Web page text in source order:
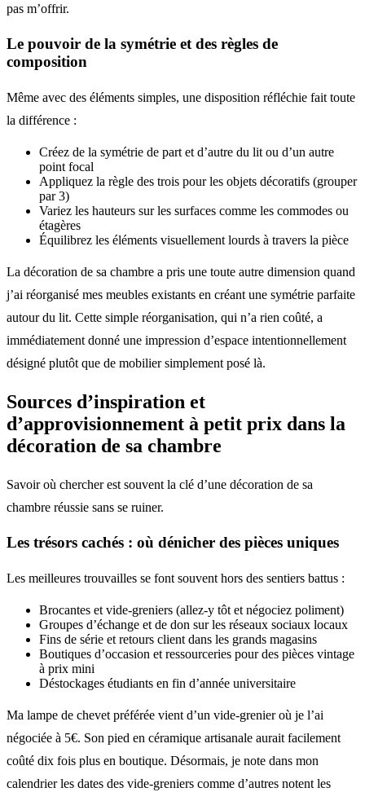
pas m’offrir.
Le pouvoir de la symétrie et des règles de
composition
Même avec des éléments simples, une disposition réfléchie fait toute
la différence :
Créez de la symétrie de part et d’autre du lit ou d’un autre
point focal
Appliquez la règle des trois pour les objets décoratifs (grouper
par 3)
Variez les hauteurs sur les surfaces comme les commodes ou
étagères
Équilibrez les éléments visuellement lourds à travers la pièce
La décoration de sa chambre a pris une toute autre dimension quand
j’ai réorganisé mes meubles existants en créant une symétrie parfaite
autour du lit. Cette simple réorganisation, qui n’a rien coûté, a
immédiatement donné une impression d’espace intentionnellement
désigné plutôt que de mobilier simplement posé là.
Sources d’inspiration et
d’approvisionnement à petit prix dans la
décoration de sa chambre
Savoir où chercher est souvent la clé d’une décoration de sa
chambre réussie sans se ruiner.
Les trésors cachés : où dénicher des pièces uniques
Les meilleures trouvailles se font souvent hors des sentiers battus :
Brocantes et vide-greniers (allez-y tôt et négociez poliment)
Groupes d’échange et de don sur les réseaux sociaux locaux
Fins de série et retours client dans les grands magasins
Boutiques d’occasion et ressourceries pour des pièces vintage
à prix mini
Déstockages étudiants en fin d’année universitaire
Ma lampe de chevet préférée vient d’un vide-grenier où je l’ai
négociée à 5€. Son pied en céramique artisanale aurait facilement
coûté dix fois plus en boutique. Désormais, je note dans mon
calendrier les dates des vide-greniers comme d’autres notent les